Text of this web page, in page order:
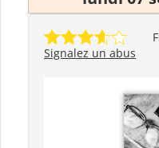
Signalez un abus